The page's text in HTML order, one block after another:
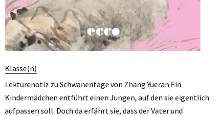
Klasse(n)
Lektürenotiz zu Schwanentage von Zhang Yueran Ein
Kindermädchen entführt einen Jungen, auf den sie eigentlich
aufpassen soll. Doch da erfährt sie, dass der Vater und